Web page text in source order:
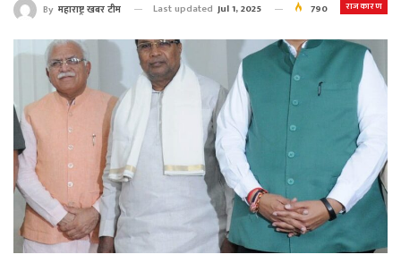
राजकारण
By महाराष्ट्र खबर टीम Last updated Jul 1, 2025 790